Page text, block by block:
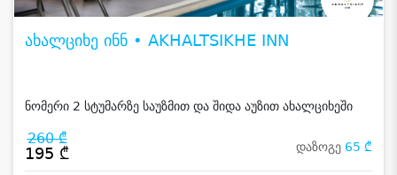
ახალციხე ინნ • AKHALTSIKHE INN
ნომერი 2 სტუმარზე საუზმით და შიდა აუზით ახალციხეში
260 ₾
195 ₾ დაზოგე 65 ₾